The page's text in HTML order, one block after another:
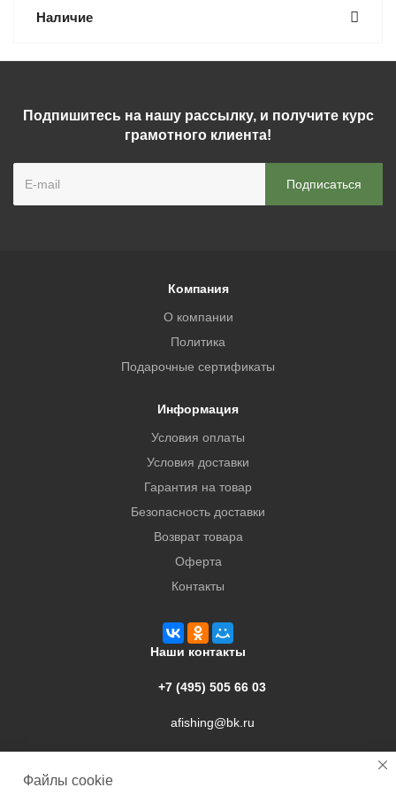
Наличие
Подпишитесь на нашу рассылку, и получите курс
грамотного клиента!
Компания
О компании
Политика
Подарочные сертификаты
Информация
Условия оплаты
Условия доставки
Гарантия на товар
Безопасность доставки
Возврат товара
Оферта
Контакты
Наши контакты
+7 (495) 505 66 03
afishing@bk.ru
Файлы cookie